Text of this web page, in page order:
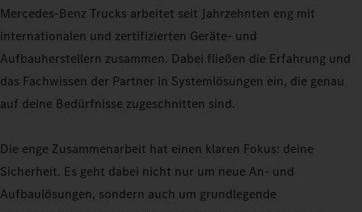
Mercedes-Benz Trucks arbeitet seit Jahrzehnten eng mit
internationalen und zertifizierten Geräte- und
Aufbauherstellern zusammen. Dabei fließen die Erfahrung und
das Fachwissen der Partner in Systemlösungen ein, die genau
auf deine Bedürfnisse zugeschnitten sind.
Die enge Zusammenarbeit hat einen klaren Fokus: deine
Sicherheit. Es geht dabei nicht nur um neue An- und
Aufbaulösungen, sondern auch um grundlegende